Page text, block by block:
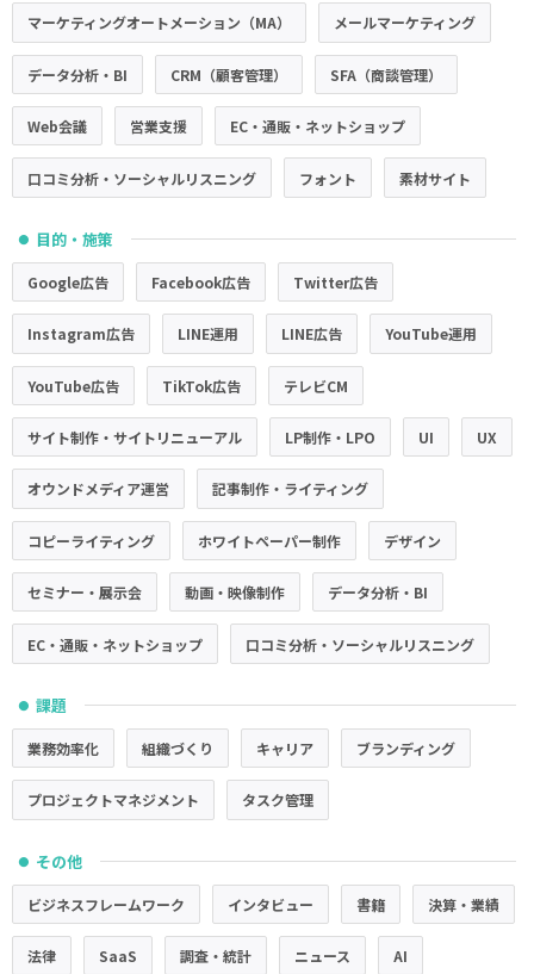
マーケティングオートメーション（MA） メールマーケティング
データ分析・BI CRM（顧客管理） SFA（商談管理）
Web会議 営業支援 EC・通販・ネットショップ
口コミ分析・ソーシャルリスニング フォント 素材サイト
● 目的・施策
Google広告 Facebook広告 Twitter広告
Instagram広告 LINE運用 LINE広告 YouTube運用
YouTube広告 TikTok広告 テレビCM
サイト制作・サイトリニューアル LP制作・LPO UI UX
オウンドメディア運営 記事制作・ライティング
コピーライティング ホワイトペーパー制作 デザイン
セミナー・展示会 動画・映像制作 データ分析・BI
EC・通販・ネットショップ 口コミ分析・ソーシャルリスニング
● 課題
業務効率化 組織づくり キャリア ブランディング
プロジェクトマネジメント タスク管理
● その他
ビジネスフレームワーク インタビュー 書籍 決算・業績
法律 SaaS 調査・統計 ニュース AI